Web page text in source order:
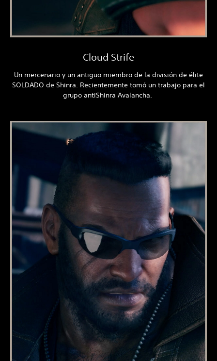
Cloud Strife
Un mercenario y un antiguo miembro de la división de élite
SOLDADO de Shinra. Recientemente tomó un trabajo para el
grupo antiShinra Avalancha.